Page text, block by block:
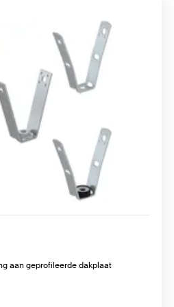
aan geprofileerde dakplaat